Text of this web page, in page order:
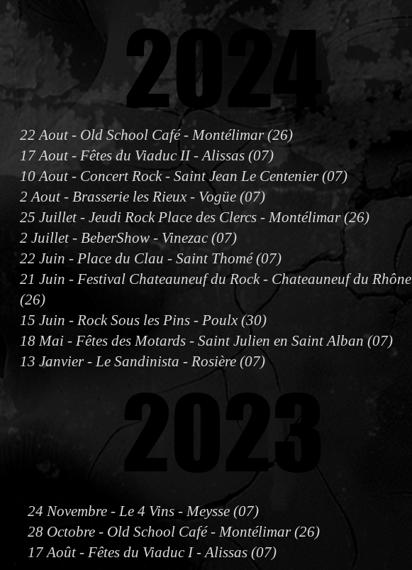
2024
2024
22 Aout - Old School Café - Montélimar (26)
17 Aout - Fêtes du Viaduc II - Alissas (07)
10 Aout - Concert Rock - Saint Jean Le Centenier (07)
2 Aout - Brasserie les Rieux - Vogüe (07)
25 Juillet - Jeudi Rock Place des Clercs - Montélimar (26)
2 Juillet - BeberShow - Vinezac (07)
22 Juin - Place du Clau - Saint Thomé (07)
21 Juin - Festival Chateauneuf du Rock - Chateauneuf du Rhône
(26)
15 Juin - Rock Sous les Pins - Poulx (30)
18 Mai - Fêtes des Motards - Saint Julien en Saint Alban (07)
13 Janvier - Le Sandinista - Rosière (07)
2023
2023
24 Novembre - Le 4 Vins - Meysse (07)
28 Octobre - Old School Café - Montélimar (26)
17 Août - Fêtes du Viaduc I - Alissas (07)